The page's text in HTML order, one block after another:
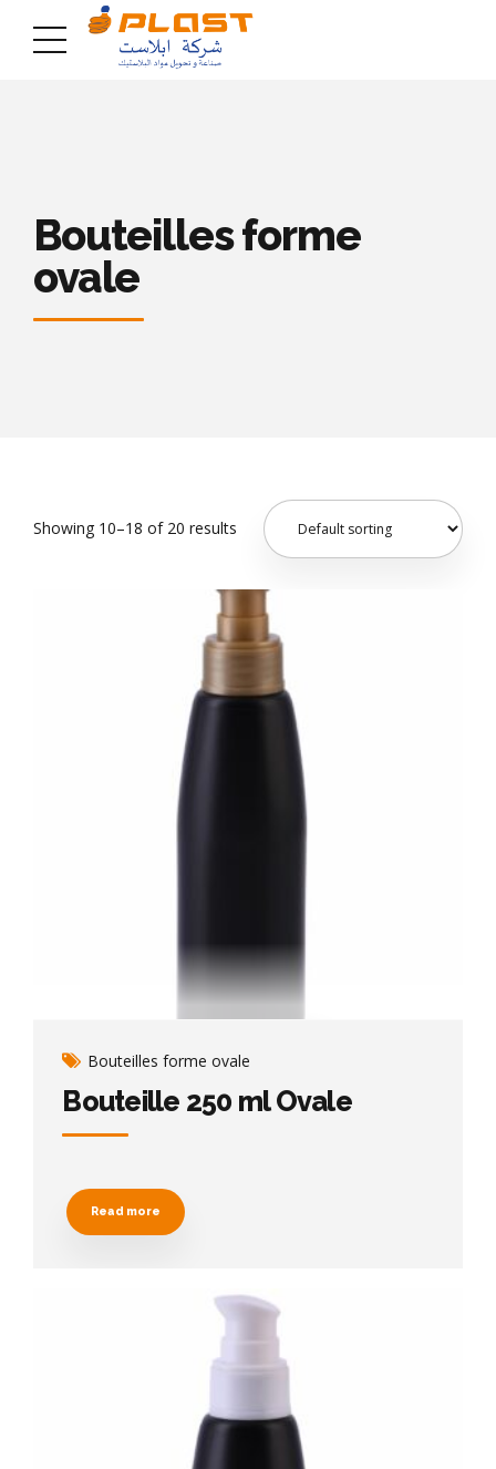
Bouteilles forme
ovale
Showing 10–18 of 20 results
Bouteilles forme ovale
Bouteille 250 ml Ovale
Read more